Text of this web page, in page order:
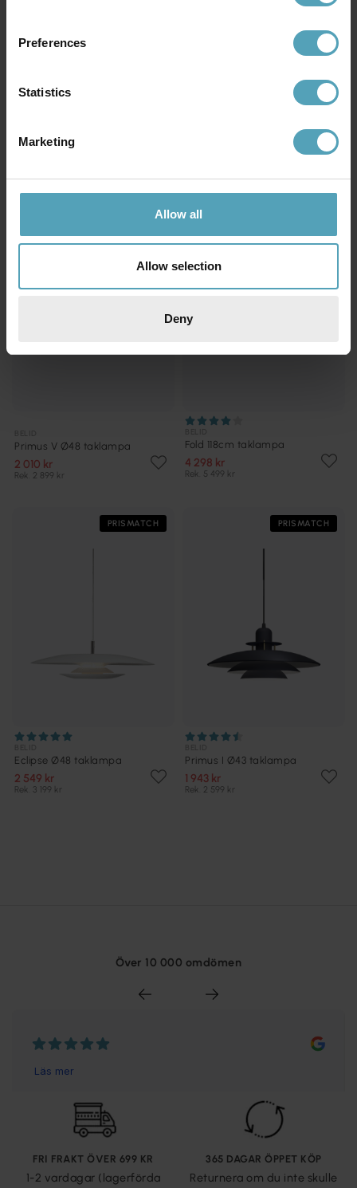
Preferences
Statistics
Marketing
Allow all
Allow selection
Deny
2 644 kr
Primus II Ø43 taklampa
PRISMATCH
Primus V Ø48 taklampa
2 010 kr
Rek. 2 899 kr
Fold 118cm taklampa
4 298 kr
Rek. 5 499 kr
PRISMATCH
Eclipse Ø48 taklampa
2 549 kr
Rek. 3 199 kr
PRISMATCH
Primus I Ø43 taklampa
1 943 kr
Rek. 2 599 kr
Över 10 000 omdömen
FRI FRAKT ÖVER 699 KR
1-2 vardagar (lagerförda
365 DAGAR ÖPPET KÖP
Returnera om du inte skulle